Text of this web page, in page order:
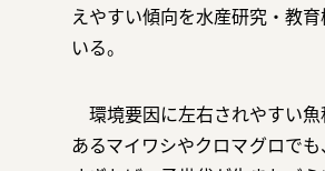
えやすい傾向を水産研究・教
いる。
環境要因に左右されやすい魚
あるマイワシやクロマグロで